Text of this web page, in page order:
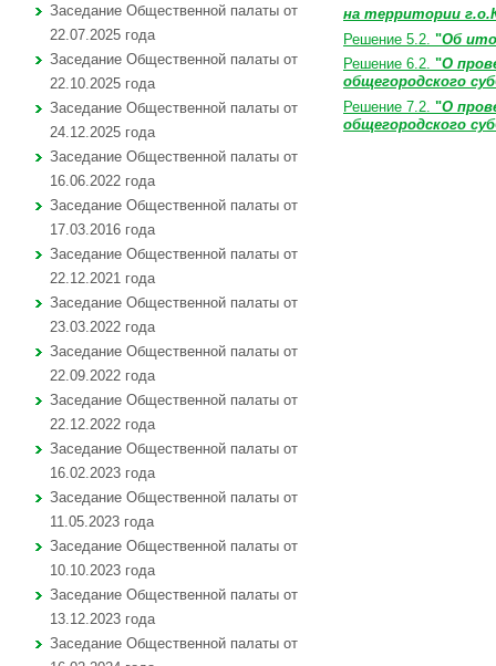
Заседание Общественной палаты от
22.07.2025 года
Заседание Общественной палаты от
22.10.2025 года
Заседание Общественной палаты от
24.12.2025 года
Заседание Общественной палаты от
16.06.2022 года
Заседание Общественной палаты от
17.03.2016 года
Заседание Общественной палаты от
22.12.2021 года
Заседание Общественной палаты от
23.03.2022 года
Заседание Общественной палаты от
22.09.2022 года
Заседание Общественной палаты от
22.12.2022 года
Заседание Общественной палаты от
16.02.2023 года
Заседание Общественной палаты от
11.05.2023 года
Заседание Общественной палаты от
10.10.2023 года
Заседание Общественной палаты от
13.12.2023 года
Заседание Общественной палаты от
на территории
Решение 5.2. "Об
Решение 6.2. "О
общегородского
Решение 7.2. "О
общегородского